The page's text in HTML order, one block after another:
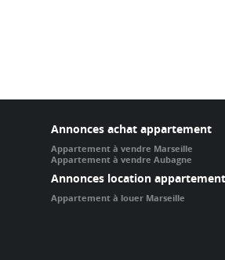
Annonces achat appartement
Appartement à vendre Marseille
Appartement à vendre Aubagne
Annonces location appartement
Appartement à louer Marseille